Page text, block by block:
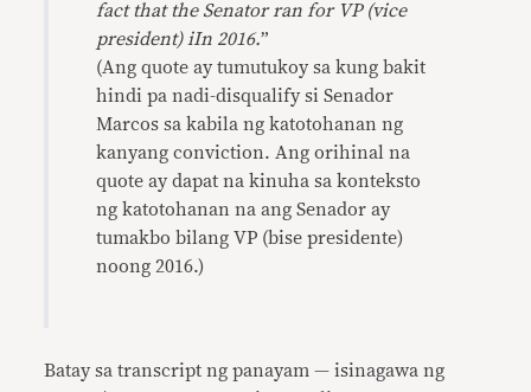
fact that the Senator ran for VP (vice
president) iIn 2016.”
(Ang quote ay tumutukoy sa kung bakit
hindi pa nadi-disqualify si Senador
Marcos sa kabila ng katotohanan ng
kanyang conviction. Ang orihinal na
quote ay dapat na kinuha sa konteksto
ng katotohanan na ang Senador ay
tumakbo bilang VP (bise presidente)
noong 2016.)
Batay sa transcript ng panayam — isinagawa ng